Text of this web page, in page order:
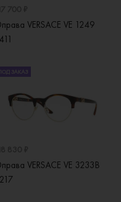
VERSACE VE 1249
ЗАКАЗ
VERSACE VE 3233B